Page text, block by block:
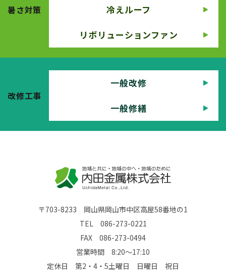
暑さ対策
冷えルーフ
リボリューションファン
改修工事
一般改修
一般修繕
〒703-8233 岡山県岡山市中区高屋58番地の1
TEL 086-273-0221
FAX 086-273-0494
営業時間 8:20～17:10
定休日 第2・4・5土曜日 日曜日 祝日